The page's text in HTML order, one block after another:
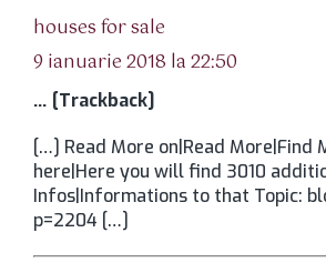
houses for sale
9 ianuarie 2018 la 22:50
… [Trackback]
[…] Read More on|Read More|Find
here|Here you will find 3010
Infos|Informations to that Topic:
p=2204 […]